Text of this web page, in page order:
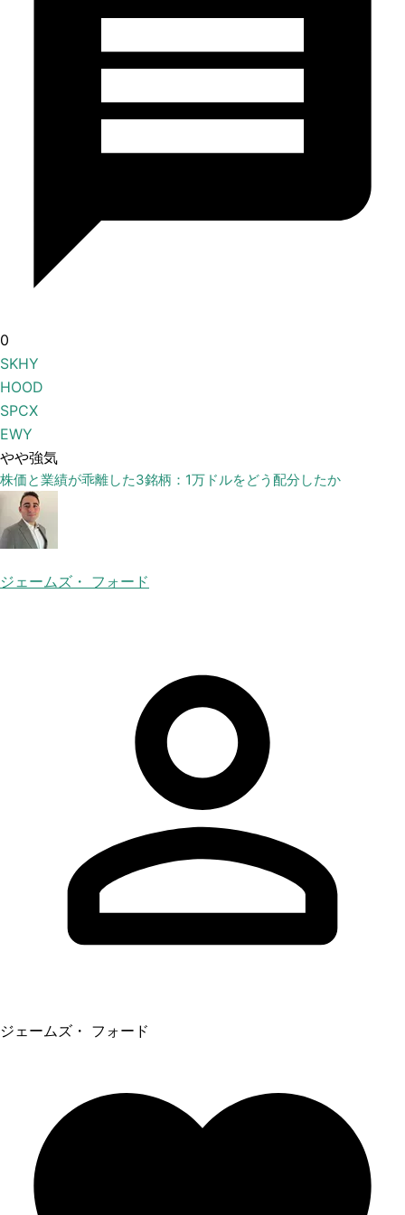
0
SKHY
HOOD
SPCX
EWY
やや強気
株価と業績が乖離した3銘柄：1万ドルをどう配分したか
ジェームズ・ フォード
ジェームズ・ フォード